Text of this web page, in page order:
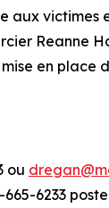
Reanne
en
ou
6233